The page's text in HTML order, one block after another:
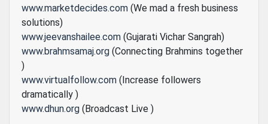
www.marketdecides.com (We mad a fresh business
solutions)
www.jeevanshailee.com (Gujarati Vichar Sangrah)
www.brahmsamaj.org (Connecting Brahmins together
)
www.virtualfollow.com (Increase followers
dramatically )
www.dhun.org (Broadcast Live )